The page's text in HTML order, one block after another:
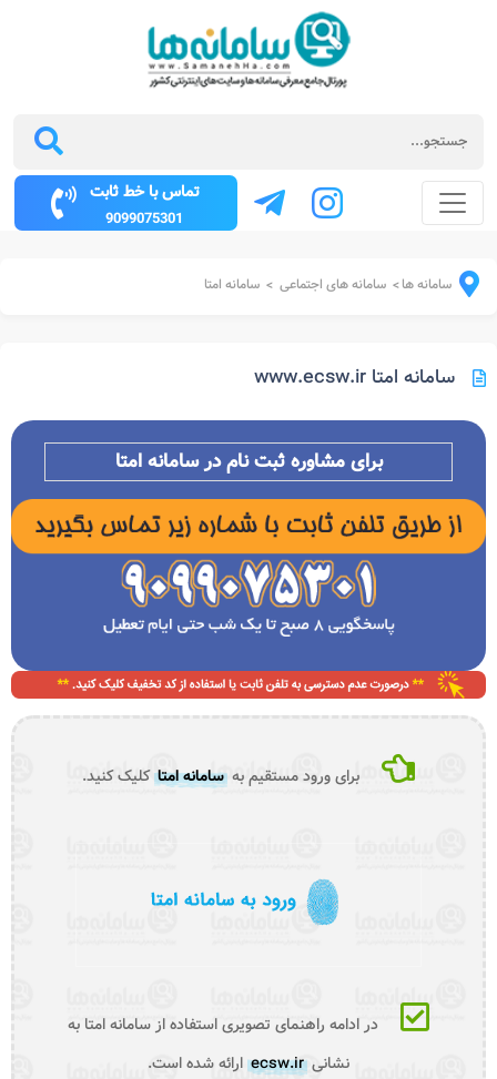
تماس با خط ثابت
9099075301
سامانه ها> سامانه های اجتماعی > سامانه امتا
سامانه امتا www.ecsw.ir
برای مشاوره ثبت نام در سامانه امتا
برای ورود مستقیم بهسامانه امتاکلیک کنید.
در ادامه راهنمای تصویری استفاده از سامانه امتا به
نشانیecsw.irارائه شده است.